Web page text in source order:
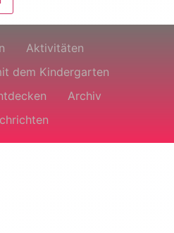
Aktivitäten
dem Kindergarten
Archiv